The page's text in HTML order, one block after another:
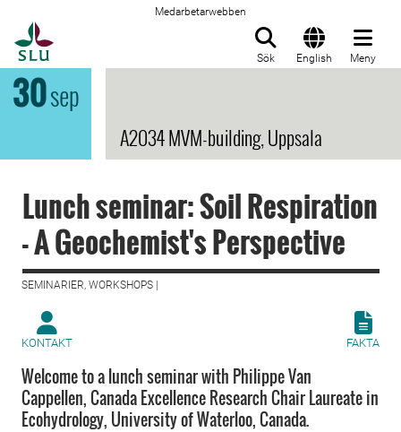
Medarbetarwebben
Sök English Meny
30sep
A2034 MVM-building, Uppsala
Lunch seminar: Soil Respiration
- A Geochemist's Perspective
SEMINARIER, WORKSHOPS |
KONTAKT FAKTA
Welcome to a lunch seminar with Philippe Van
Cappellen, Canada Excellence Research Chair Laureate in
Ecohydrology, University of Waterloo, Canada.